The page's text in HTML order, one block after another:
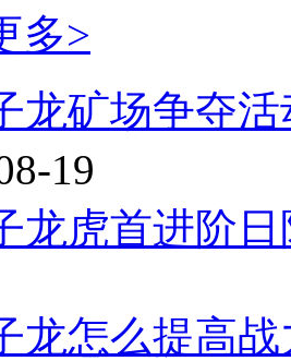
多>
龙矿场争夺
19
龙虎首进阶
龙怎么提高